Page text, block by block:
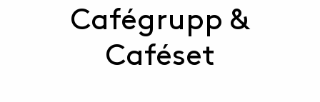
Cafégrupp &
Caféset